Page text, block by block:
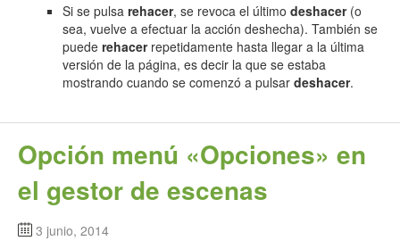
Si se pulsa rehacer, se revoca el último deshacer(o
sea, vuelve a efectuar la acción deshecha). También se
puede rehacerrepetidamente hasta llegar a la última
versión de la página, es decir la que se estaba
mostrando cuando se comenzó a pulsar deshacer.
Opción menú «Opciones» en
el gestor de escenas
3 junio, 2014